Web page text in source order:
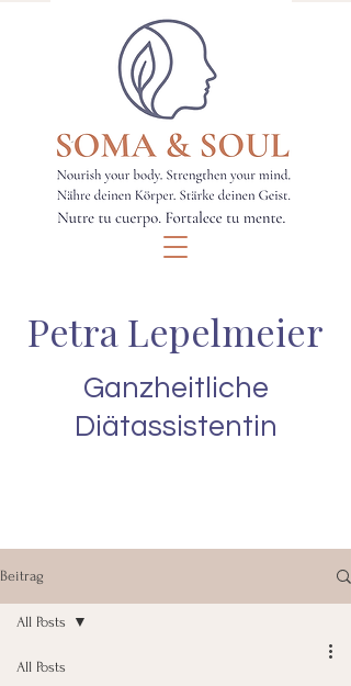
Petra Lepelmeier
Ganzheitliche
Diätassistentin
Beitrag
All Posts
All Posts